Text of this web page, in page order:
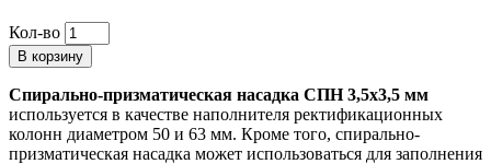
Кол-во
В корзину
Спирально-призматическая насадка СПН 3,5х3,5 мм
используется в качестве наполнителя ректификационных
колонн диаметром 50 и 63 мм. Кроме того, спирально-
призматическая насадка может использоваться для заполнения